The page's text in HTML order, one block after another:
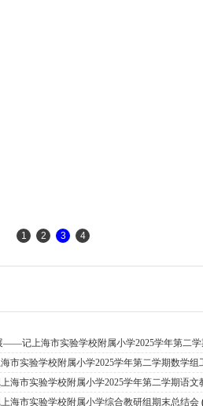
1 2 3 4
——记上海市实验学校附属小学2025学年第二
实验学校附属小学2025学年第二学期数学组
市实验学校附属小学2025学年第二学期语文
海市实验学校附属小学综合教研组期末总结会